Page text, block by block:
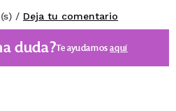
/ Deja tu comentario
duda?Te ayudamosaquí